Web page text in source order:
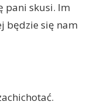
pani skusi. Im
będzie się nam